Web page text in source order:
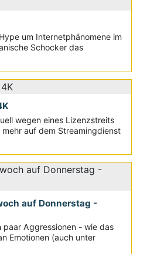
um Internetphänomene im
Schocker das
wegen eines Lizenzstreits
mehr auf dem Streamingdienst
auf Donnerstag -
paar Aggressionen - wie das
Emotionen (auch unter